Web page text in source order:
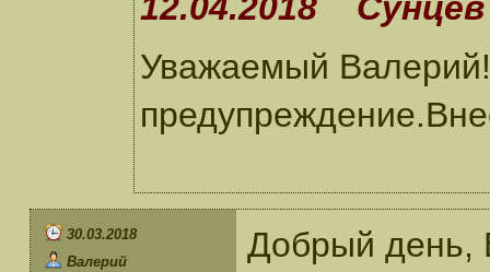
Уважаемый
30.03.2018
Валерий
Добрый день,